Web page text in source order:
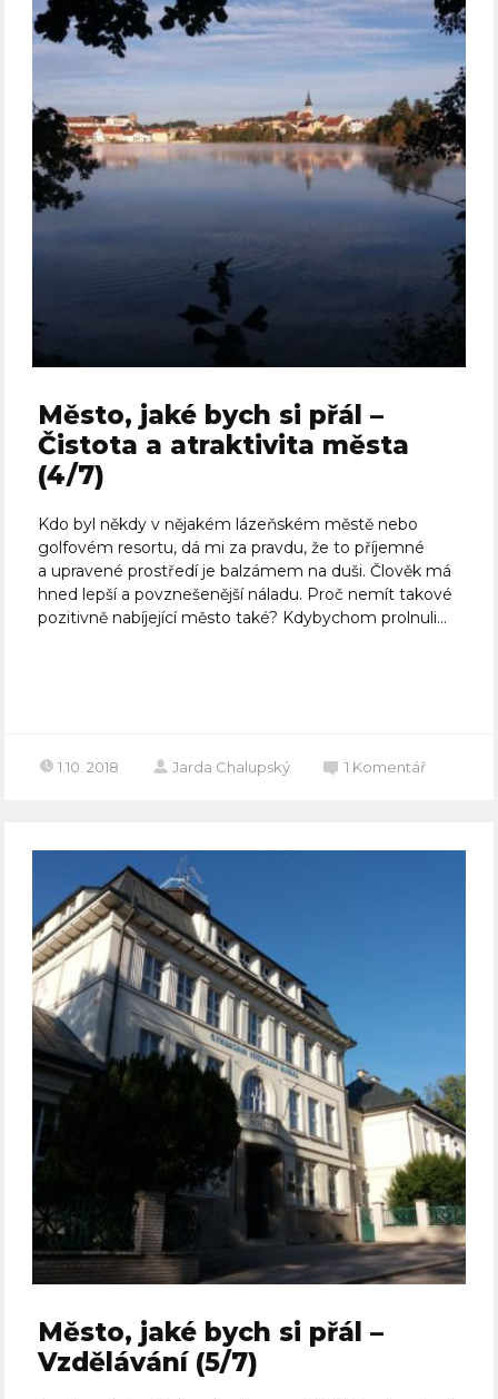
Město, jaké bych si přál –
Čistota a atraktivita města
(4/7)
Kdo byl někdy v nějakém lázeňském městě nebo
golfovém resortu, dá mi za pravdu, že to příjemné
a upravené prostředí je balzámem na duši. Člověk má
hned lepší a povznešenější náladu. Proč nemít takové
pozitivně nabíjející město také? Kdybychom prolnuli...
1.10. 2018 Jarda Chalupský 1 Komentář
Město, jaké bych si přál –
Vzdělávání (5/7)